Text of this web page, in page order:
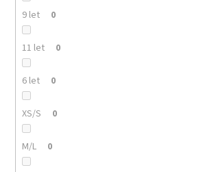
9 let 0
11 let 0
6 let 0
XS/S 0
M/L 0